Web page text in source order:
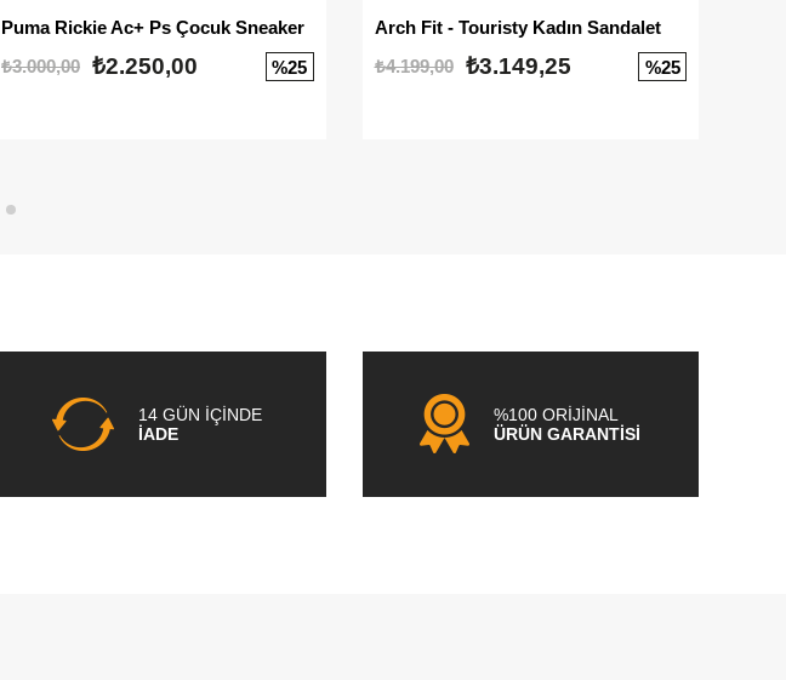
Puma Rickie Ac+ Ps Çocuk Sneaker
₺3.000,00 ₺2.250,00 %25
Arch Fit - Touristy Kadın Sandalet
₺4.199,00
₺3.149,25 %25
14 GÜN İÇİNDE
İADE
%100 ORİJİNAL
ÜRÜN GARANTİSİ